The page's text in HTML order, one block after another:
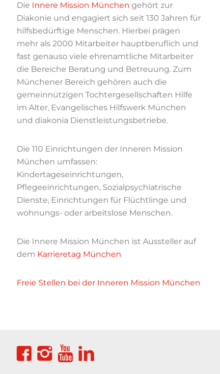
Die Innere Mission München gehört zur
Diakonie und engagiert sich seit 130 Jahren für
hilfsbedürftige Menschen. Hierbei prägen
mehr als 2000 Mitarbeiter hauptberuflich und
fast genauso viele ehrenamtliche Mitarbeiter
die Bereiche Beratung und Betreuung. Zum
Münchener Bereich gehören auch die
gemeinnützigen Tochtergesellschaften Hilfe
im Alter, Evangelisches Hilfswerk München
und diakonia Dienstleistungsbetriebe.
Die 110 Einrichtungen der Inneren Mission
München umfassen:
Kindertageseinrichtungen,
Pflegeeinrichtungen, Sozialpsychiatrische
Dienste, Einrichtungen für Flüchtlinge und
wohnungs- oder arbeitslose Menschen.
Die Innere Mission München ist Aussteller auf
dem Karrieretag München
Freie Stellen bei der Inneren Mission München